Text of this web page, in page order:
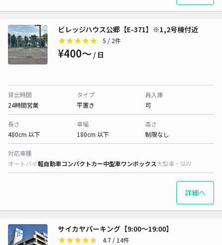
ビレッジハウス公郷【E-371】※1,2号棟付近
5 / 2件
¥400〜 / 日
貸出時間
24時間営業
タイプ
平置き
再入庫
可
長さ
480cm 以下
車幅
180cm 以下
高さ
制限なし
対応車種
オートバイ軽自動車コンパクトカー中型車ワンボックス大型車・SUV
詳細へ
サイカヤパーキング【9:00～19:00】
4.7 / 14件